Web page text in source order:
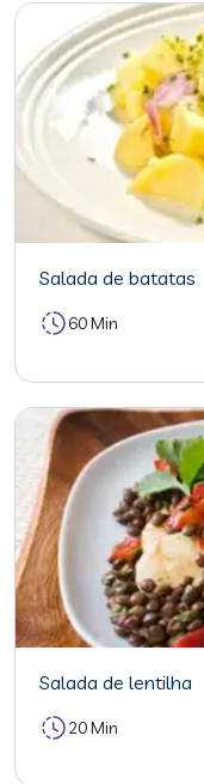
Salada de batatas
60 Min
Salada de lentilha
20 Min